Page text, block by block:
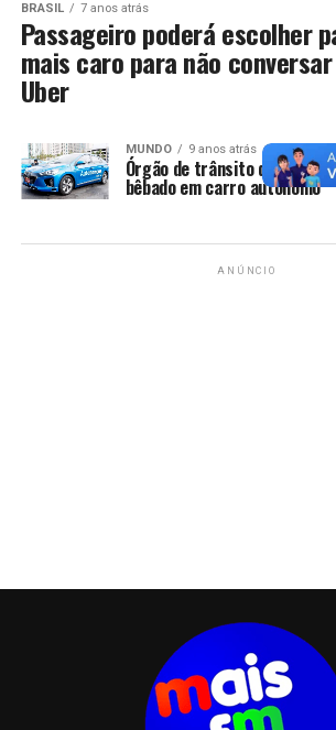
BRASIL 7 anos atrás
Passageiro poderá escolher
mais caro para não
Uber
MUNDO 9 anos atrás
Órgão de trânsito defende
bêbado em carro autônomo
ANÚNCIO